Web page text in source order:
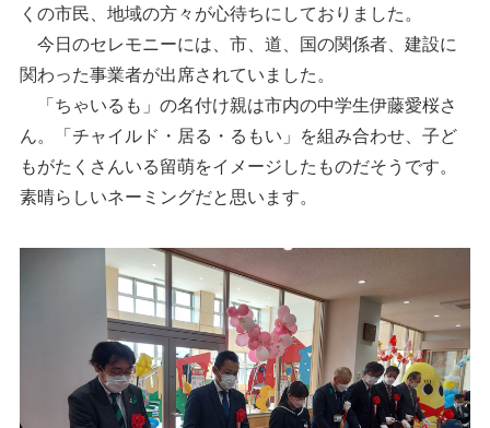
くの市民、地域の方々が心待ちにしておりました。
今日のセレモニーには、市、道、国の関係者、建設に
関わった事業者が出席されていました。
「ちゃいるも」の名付け親は市内の中学生伊藤愛桜さ
ん。「チャイルド・居る・るもい」を組み合わせ、子ど
もがたくさんいる留萌をイメージしたものだそうです。
素晴らしいネーミングだと思います。